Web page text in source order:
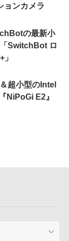
ョンカメラ
の最新小
SwitchBot ロ
超小型のIntel
NiPoGi E2』